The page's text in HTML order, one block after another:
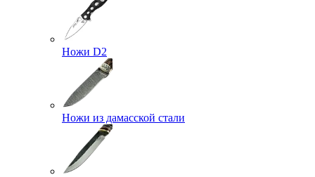
Ножи D2
Ножи из дамасской стали